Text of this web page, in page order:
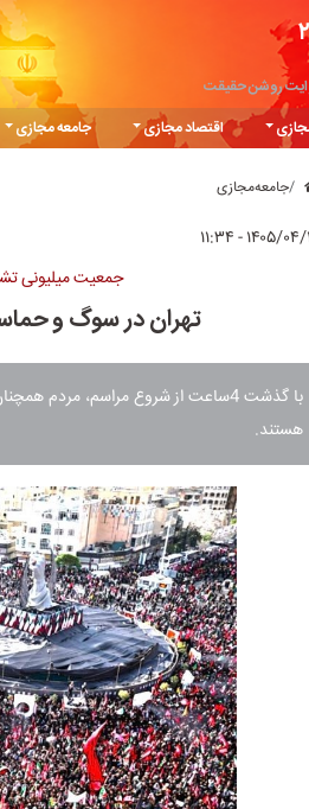
روشن حقیقت
اقتصاد مجازی جامعه مجازی
جامعه‌مجازی
۰۴/۱۵ - ۱۱:۳۴
جمعیت میلیونی
تهران در سوگ و
با گذشت 4ساعت از شروع مراسم،‌
هستند.